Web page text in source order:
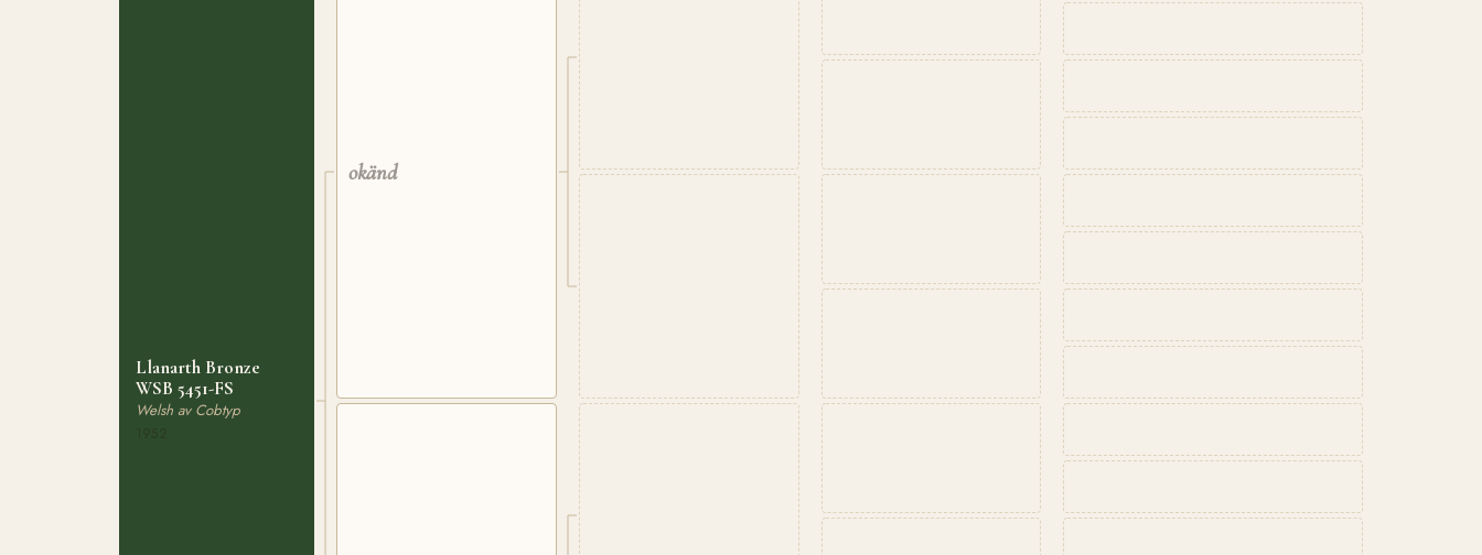
Llanarth Bronze
WSB 5451-FS
Welsh av Cobtyp
okänd